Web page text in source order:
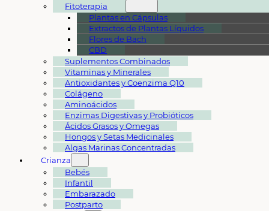
Fitoterapia
Plantas en Cápsulas
Extractos de Plantas Líquidos
Flores de Bach
CBD
Suplementos Combinados
Vitaminas y Minerales
Antioxidantes y Coenzima Q10
Colágeno
Aminoácidos
Enzimas Digestivas y Probióticos
Ácidos Grasos y Omegas
Hongos y Setas Medicinales
Algas Marinas Concentradas
Crianza
Bebés
Infantil
Embarazado
Postparto